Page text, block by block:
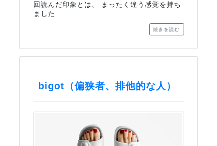
回読んだ印象とは、 まったく違う感覚を持ち
ました
続きを読む
bigot（偏狭者、排他的な人）